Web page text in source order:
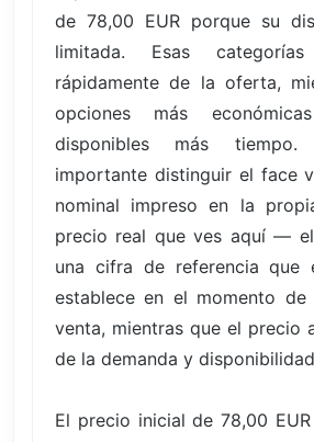
de 78,00 EUR porque su
limitada. Esas categorías
rápidamente de la oferta,
opciones más
disponibles más tiempo.
importante distinguir el face
nominal impreso en la
precio real que ves aquí —
una cifra de referencia que
establece en el momento
venta, mientras que el precio
de la demanda y
El precio inicial de 78,00